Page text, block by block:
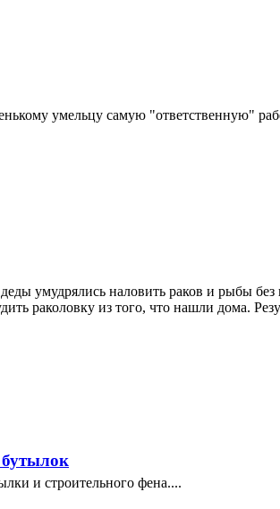
умельцу самую "ответственную"
умудрялись наловить раков и рыбы
раколовку из того, что нашли дома.
и строительного фена....